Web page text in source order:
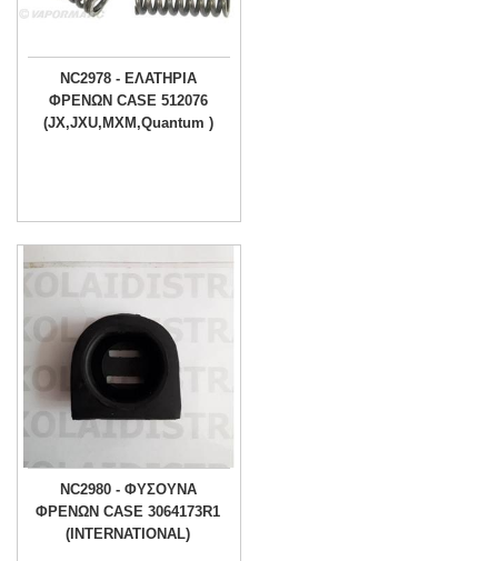
NC2978 - ΕΛΑΤΗΡΙΑ
ΦΡΕΝΩΝ CASE 512076
(JX,JXU,MXM,Quantum )
NC2980 - ΦΥΣΟΥΝΑ
ΦΡΕΝΩΝ CASE 3064173R1
(INTERNATIONAL)